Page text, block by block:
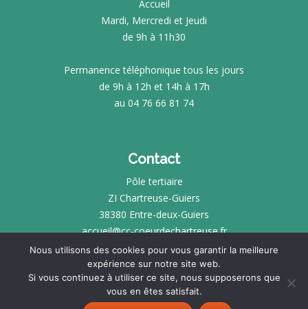
Accueil
Mardi, Mercredi et Jeudi
de 9h à 11h30
Permanence téléphonique tous les jours
de 9h à 12h et 14h à 17h
au 04 76 66 81 74
Contact
Pôle tertiaire
ZI Chartreuse-Guiers
38380 Entre-deux-Guiers
accueil@cc-coeurdechartreuse.fr
INTRANET
MENTIONS LÉGALES
Nous utilisons des cookies pour vous garantir la meilleure
expérience sur notre site web.
Si vous continuez à utiliser ce site, nous supposerons que
vous en êtes satisfait.